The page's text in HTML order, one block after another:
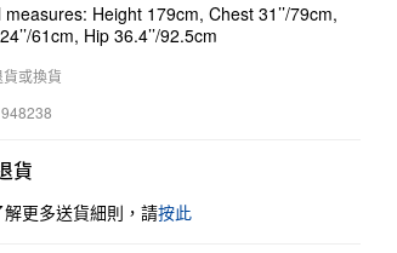
measures: Height 179cm, Chest 31’’/79cm,
61cm, Hip 36.4’’/92.5cm
或換貨
貨
更多送貨細則，請按此